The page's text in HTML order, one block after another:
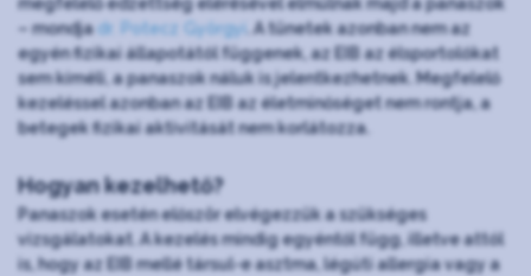
megfelelő edzettség elérésével elmúlnak majd a panaszok
– mondjadr. Potecz Györgyi . A tünetek azonban nem az
egyén fizikai állapotától függenek, az EIB az élsportolókat
sem kíméli, a panaszok náluk is jelentkezhetnek. Megfelelő
kezeléssel azonban az EIB az életminőséget nem rontja, a
betegek fizikai aktivitását nem korlátozza.
Hogyan kezelhető?
Panaszok esetén először elvégezzük a szükséges
vizsgálatokat. A kezelés mindig egyéntől függ, illetve attól
is, hogy az EIB mellé társul-e asztma, légúti allergia vagy a